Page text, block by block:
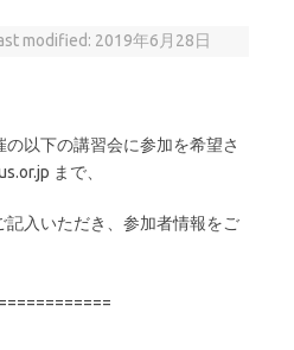
modified: 2019年6月28日
以下の講習会に参加を希望さ
まで、
入いただき、参加者情報をご